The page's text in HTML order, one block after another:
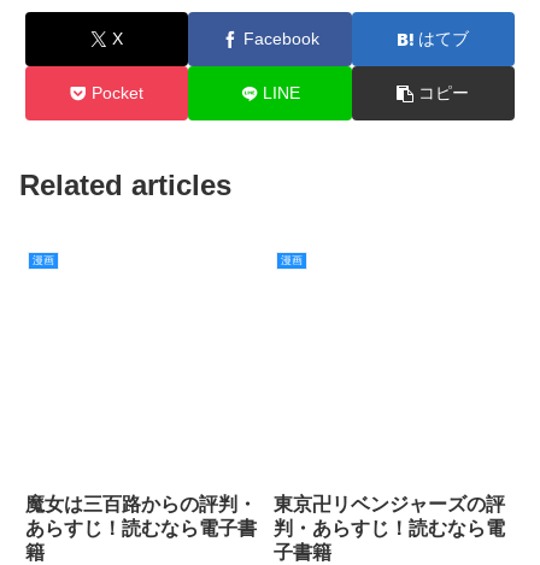
X Facebook はてブ
Pocket LINE コピー
Related articles
漫画
魔女は三百路からの評判・
あらすじ！読むなら電子書
籍
漫画
東京卍リベンジャーズの評
判・あらすじ！読むなら電
子書籍